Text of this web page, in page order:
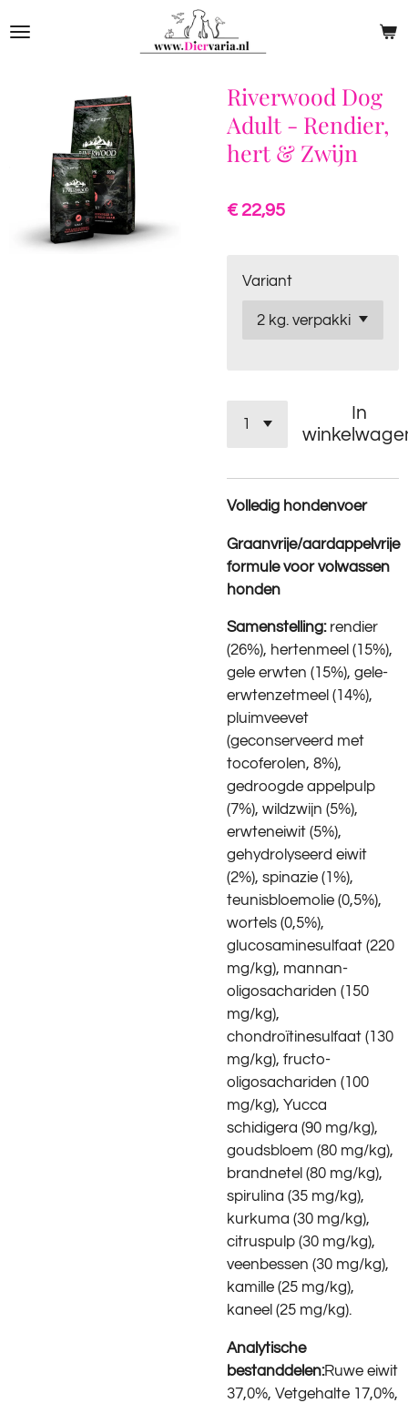
direct
hoofdinhoud
Riverwood Dog
Adult - Rendier,
hert & Zwijn
€ 22,95
Variant
In
Volledig hondenvoer
Graanvrije/aardappelvrije
formule voor volwassen
honden
Samenstelling:rendier
(26%), hertenmeel (15%),
gele erwten (15%), gele-
erwtenzetmeel (14%),
pluimveevet
(geconserveerd met
tocoferolen, 8%),
gedroogde appelpulp
(7%), wildzwijn (5%),
erwteneiwit (5%),
gehydrolyseerd eiwit
(2%), spinazie (1%),
teunisbloemolie (0,5%),
wortels (0,5%),
glucosaminesulfaat (220
mg/kg), mannan-
oligosachariden (150
mg/kg),
chondroïtinesulfaat (130
mg/kg), fructo-
oligosachariden (100
mg/kg), Yucca
schidigera (90 mg/kg),
goudsbloem (80 mg/kg),
brandnetel (80 mg/kg),
spirulina (35 mg/kg),
kurkuma (30 mg/kg),
citruspulp (30 mg/kg),
veenbessen (30 mg/kg),
kamille (25 mg/kg),
kaneel (25 mg/kg).
Analytische
bestanddelen:Ruwe eiwit
37,0%, Vetgehalte 17,0%,